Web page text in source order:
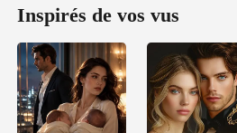
Inspirés de vos vus